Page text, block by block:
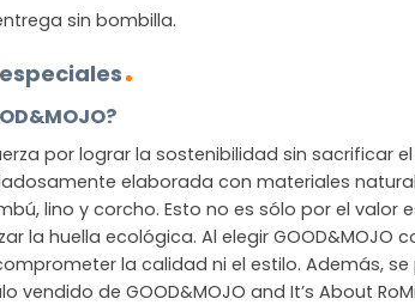
sin bombilla.
por lograr la sostenibilidad sin sacrificar
elaborada con materiales
lino y corcho. Esto no es sólo por el valor
la huella ecológica. Al elegir GOOD&MOJO
la calidad ni el estilo. Además,
vendido de GOOD&MOJO and It’s About